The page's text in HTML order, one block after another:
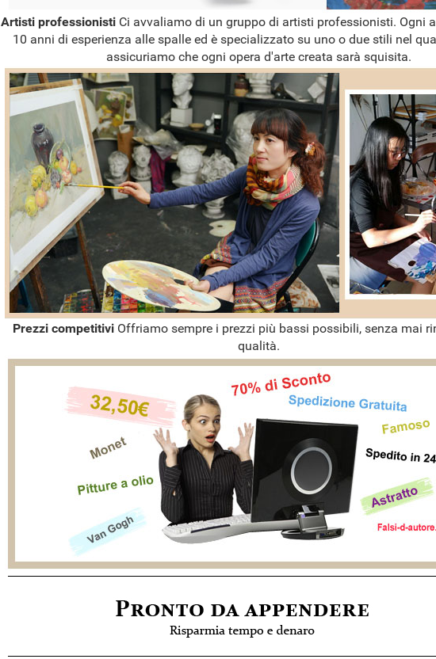
Artisti professionisti Ci avvaliamo di un gruppo di artisti professionisti. Ogni
10 anni di esperienza alle spalle ed è specializzato su uno o due stili nel
assicuriamo che ogni opera d'arte creata sarà squisita.
Prezzi competitivi Offriamo sempre i prezzi più bassi possibili, senza mai
qualità.